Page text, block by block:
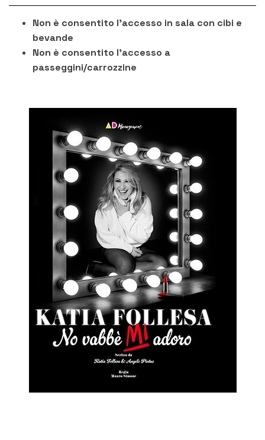
Non è consentito l'accesso in sala con cibi e
bevande
Non è consentito l'accesso a
passeggini/carrozzine